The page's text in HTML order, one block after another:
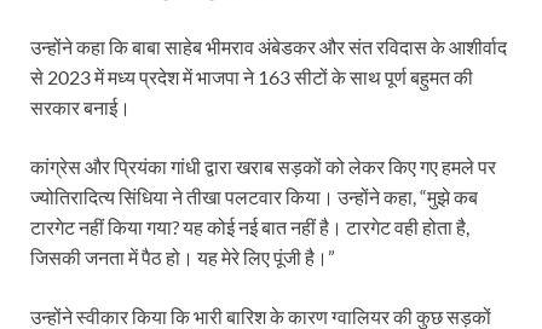
उन्होंने कहा कि बाबा साहेब भीमराव अंबेडकर और संत रविदास के आशीर्वाद
से 2023 में मध्य प्रदेश में भाजपा ने 163 सीटों के साथ पूर्ण बहुमत की
सरकार बनाई।
कांग्रेस और प्रियंका गांधी द्वारा खराब सड़कों को लेकर किए गए हमले पर
ज्योतिरादित्य सिंधिया ने तीखा पलटवार किया। उन्होंने कहा, “मुझे कब
टारगेट नहीं किया गया? यह कोई नई बात नहीं है। टारगेट वही होता है,
जिसकी जनता में पैठ हो। यह मेरे लिए पूंजी है।”
उन्होंने स्वीकार किया कि भारी बारिश के कारण ग्वालियर की कुछ सड़कों